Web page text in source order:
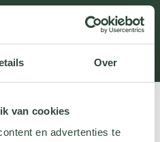
Over
van cookies
en advertenties te
in onderhoud.
ons bellen +31 413 274
.